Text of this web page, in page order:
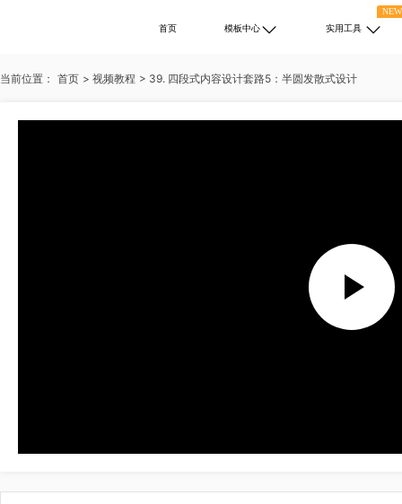
首页 模板中心
NEW
实用工具
当前位置： 首页 > 视频教程 > 39. 四段式内容设计套路5：半圆发散式设计